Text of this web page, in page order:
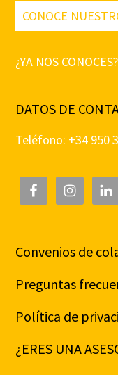
CONOCE
¿YA NOS
DATOS DE
Teléfono: +34 950
Convenios de
Preguntas
Política de
¿ERES UNA